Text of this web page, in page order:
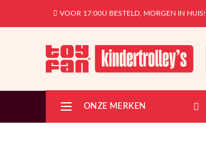
VOOR 17:00U BESTELD, MORGEN IN HUIS!
ONZE MERKEN